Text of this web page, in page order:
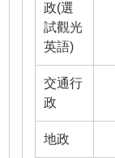
政(選
試觀光
英語)
交通行
政
地政